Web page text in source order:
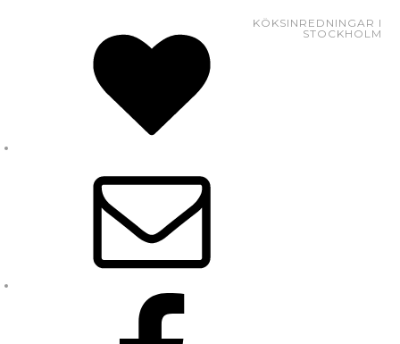
KÖKSINREDNINGAR I
STOCKHOLM